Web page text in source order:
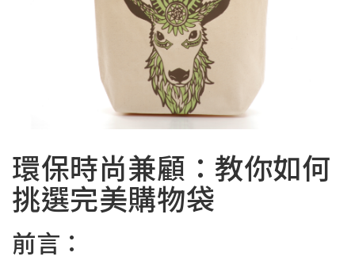
環保時尚兼顧：教你如何
挑選完美購物袋
前言：